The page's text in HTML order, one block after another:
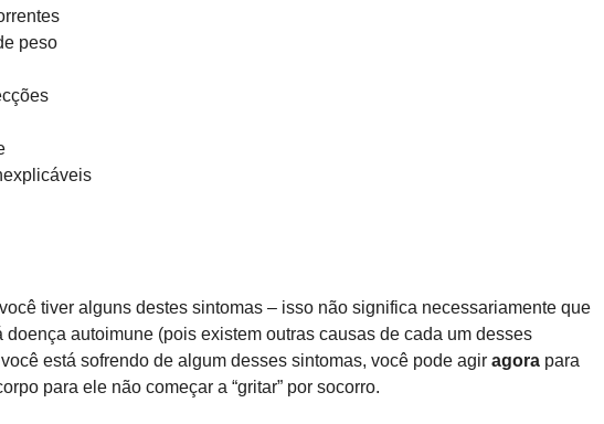
peso
tiver alguns destes sintomas – isso não significa necessariamente que
autoimune (pois existem outras causas de cada um desses
está sofrendo de algum desses sintomas, você pode agir agora para
para ele não começar a “gritar” por socorro.